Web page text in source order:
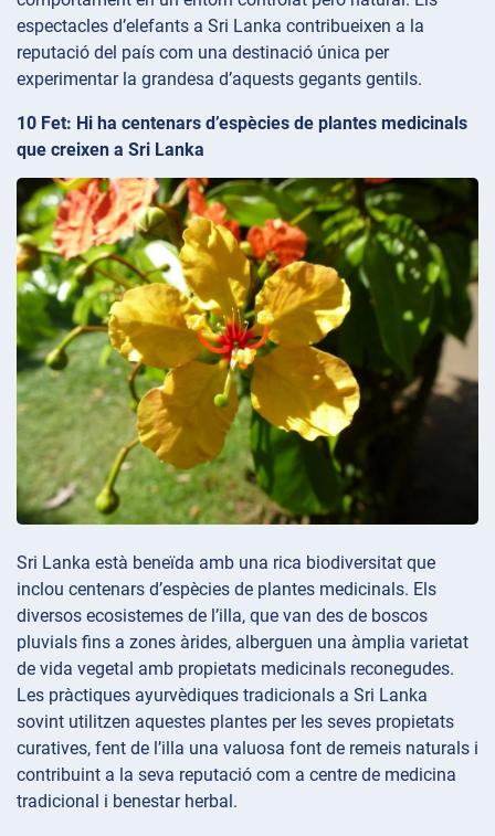
espectacles d’elefants a Sri Lanka contribueixen a la
reputació del país com una destinació única per
experimentar la grandesa d’aquests gegants gentils.
10 Fet: Hi ha centenars d’espècies de plantes medicinals
que creixen a Sri Lanka
Sri Lanka està beneïda amb una rica biodiversitat que
inclou centenars d’espècies de plantes medicinals. Els
diversos ecosistemes de l’illa, que van des de boscos
pluvials fins a zones àrides, alberguen una àmplia varietat
de vida vegetal amb propietats medicinals reconegudes.
Les pràctiques ayurvèdiques tradicionals a Sri Lanka
sovint utilitzen aquestes plantes per les seves propietats
curatives, fent de l’illa una valuosa font de remeis naturals i
contribuint a la seva reputació com a centre de medicina
tradicional i benestar herbal.